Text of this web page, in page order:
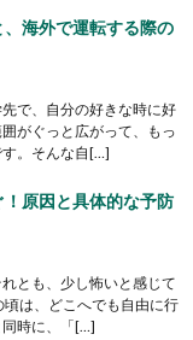
海外で運転する際の
で、自分の好きな時に好
がぐっと広がって、もっ
す。そんな自[…]
原因と具体的な予防
とも、少し怖いと感じて
は、どこへでも自由に行
同時に、「[…]